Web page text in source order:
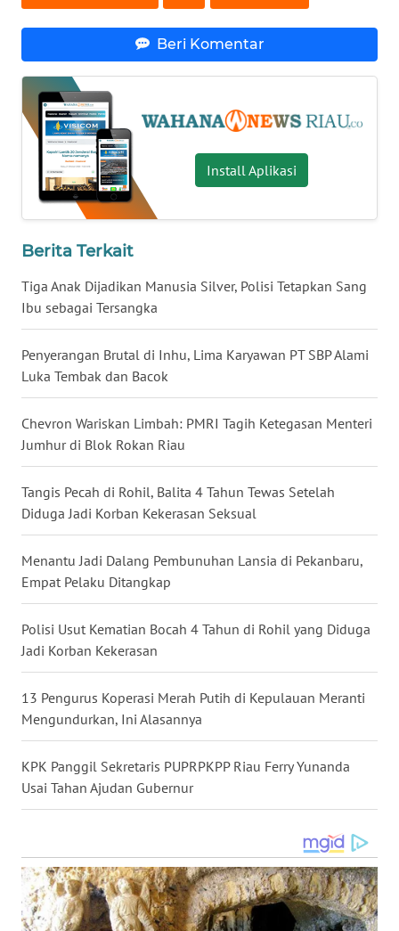
Beri Komentar
Install Aplikasi
Berita Terkait
Tiga Anak Dijadikan Manusia Silver, Polisi Tetapkan Sang
Ibu sebagai Tersangka
Penyerangan Brutal di Inhu, Lima Karyawan PT SBP Alami
Luka Tembak dan Bacok
Chevron Wariskan Limbah: PMRI Tagih Ketegasan Menteri
Jumhur di Blok Rokan Riau
Tangis Pecah di Rohil, Balita 4 Tahun Tewas Setelah
Diduga Jadi Korban Kekerasan Seksual
Menantu Jadi Dalang Pembunuhan Lansia di Pekanbaru,
Empat Pelaku Ditangkap
Polisi Usut Kematian Bocah 4 Tahun di Rohil yang Diduga
Jadi Korban Kekerasan
13 Pengurus Koperasi Merah Putih di Kepulauan Meranti
Mengundurkan, Ini Alasannya
KPK Panggil Sekretaris PUPRPKPP Riau Ferry Yunanda
Usai Tahan Ajudan Gubernur
WN
LAMPUNG
WN
JATENG
WN
NUSANTARA
WN
JATIM
BALI
KALBAR
WN
KALTENG
WN
KALTARA
WN
KALSEL
WN
WN
SULUT